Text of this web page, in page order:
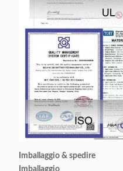
Imballaggio & spedire
Imballaggio